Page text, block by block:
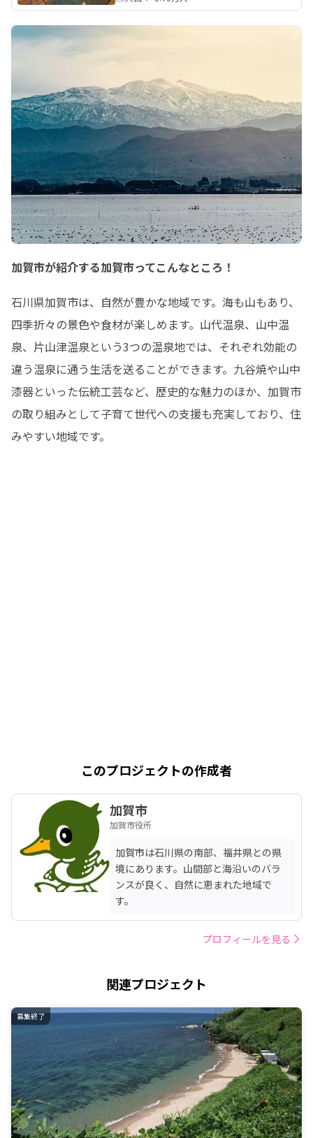
加賀市が紹介する加賀市ってこんなところ！
石川県加賀市は、自然が豊かな地域です。海も山もあり、
四季折々の景色や食材が楽しめます。山代温泉、山中温
泉、片山津温泉という3つの温泉地では、それぞれ効能の
違う温泉に通う生活を送ることができます。九谷焼や山中
漆器といった伝統工芸など、歴史的な魅力のほか、加賀市
の取り組みとして子育て世代への支援も充実しており、住
みやすい地域です。
このプロジェクトの作成者
加賀市
加賀市役所
加賀市は石川県の南部、福井県との県
境にあります。山間部と海沿いのバラ
ンスが良く、自然に恵まれた地域で
す。
プロフィールを見る
関連プロジェクト
募集終了